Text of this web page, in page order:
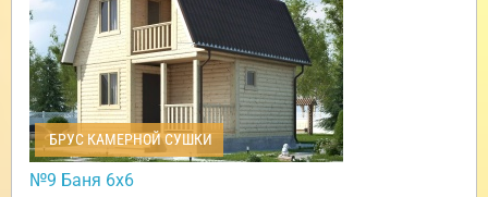
БРУС КАМЕРНОЙ СУШКИ
№9 Баня 6х6